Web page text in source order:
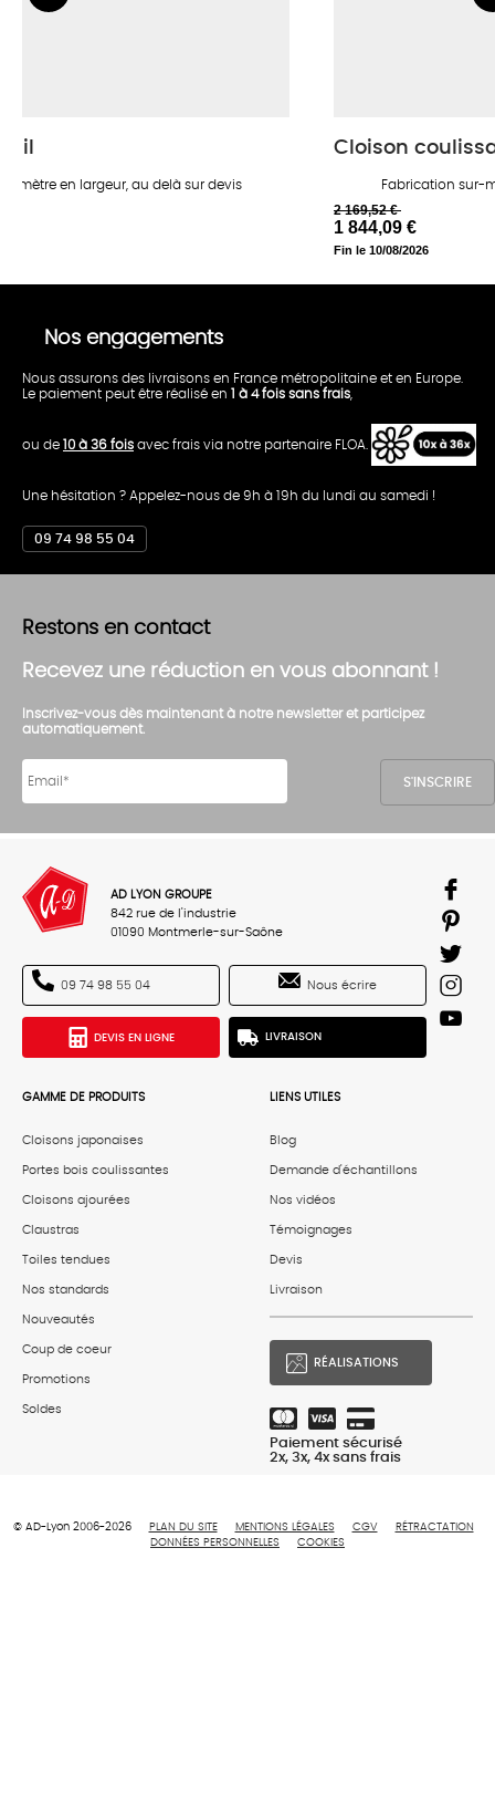
mètre en largeur, au delà sur devis
Cloison
Fabrication sur-
2 169,52 €
1 844,09 €
Fin le 10/08/2026
Nos engagements
Nous assurons des livraisons en France métropolitaine et en Europe.
Le paiement peut être réalisé en 1 à 4 fois sans frais
ou de 10 à 36 fois avec frais via notre partenaire FLOA.
Une hésitation ? Appelez-nous de 9h à 19h du lundi au samedi !
09 74 98 55 04
Restons en contact
Recevez une réduction en vous abonnant !
Inscrivez-vous dès maintenant à notre newsletter et participez
automatiquement.
AD LYON GROUPE
842 rue de l'industrie
01090 Montmerle-sur-Saône
09 74 98 55 04 Nous écrire
DEVIS EN LIGNE LIVRAISON
GAMME DE PRODUITS
Cloisons japonaises
Portes bois coulissantes
Cloisons ajourées
Claustras
Toiles tendues
Nos standards
Nouveautés
Coup de coeur
Promotions
Soldes
LIENS UTILES
Blog
Demande d'échantillons
Nos vidéos
Témoignages
Devis
Livraison
RÉALISATIONS
Paiement sécurisé
2x, 3x, 4x sans frais
© AD-Lyon 2006-2026 PLAN DU SITE MENTIONS LÉGALES CGV
RÉTRACTATION
DONNÉES PERSONNELLES
COOKIES